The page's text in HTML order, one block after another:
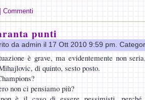
Commenti
punti
da admin il 17 Ott 2010 9:59 pm.
è grave, ma evidentemente non
di quinto, sesto posto.
non ci pensiamo più?